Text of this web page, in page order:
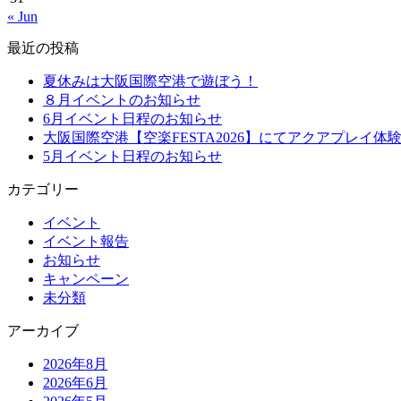
« Jun
最近の投稿
夏休みは大阪国際空港で遊ぼう！
８月イベントのお知らせ
6月イベント日程のお知らせ
大阪国際空港【空楽FESTA2026】にてアクアプレイ体験
5月イベント日程のお知らせ
カテゴリー
イベント
イベント報告
お知らせ
キャンペーン
未分類
アーカイブ
2026年8月
2026年6月